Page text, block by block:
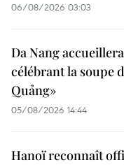
06/08/2026 03:03
Da Nang
célébrant la soupe
Quảng»
05/08/2026 14:44
Hanoï reconnaît